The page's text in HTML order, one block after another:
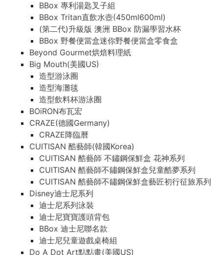
BBox 專利湯匙叉子組
BBox Tritan直飲水壺(450ml600ml)
(第二代)升級版 澳洲 BBox 防漏學習水杯
BBox 野餐便當盒迷你野餐便當盒零食盒
Beyond Gourmet烘焙料理紙
Big Mouth(美國US)
造型游泳圈
造型海灘毯
造型飲料杯游泳圈
BOiRON布瓦宏
CRAZE(德國Germany)
CRAZE降臨曆
CUITISAN 酷藝師(韓國Korea)
CUITISAN 酷藝師 不鏽鋼保鮮盒 花神系列
CUITISAN 酷藝師不鏽鋼保鮮盒兒童酷夢系列
CUITISAN 酷藝師不鏽鋼保鮮盒藝匠初行征旅系列
Disney迪士尼系列
迪士尼系列泳裝
迪士尼寶寶護頭背包
BBox 迪士尼聯名款
迪士尼兒童遊戲桌椅組
Do A Dot Art點點畫(美國US)